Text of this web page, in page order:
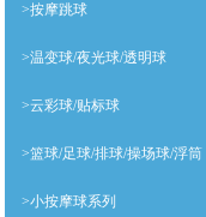
>按摩跳球
>温变球/夜光球/透明球
>云彩球/贴标球
>篮球/足球/排球/操场球/浮筒
>小按摩球系列